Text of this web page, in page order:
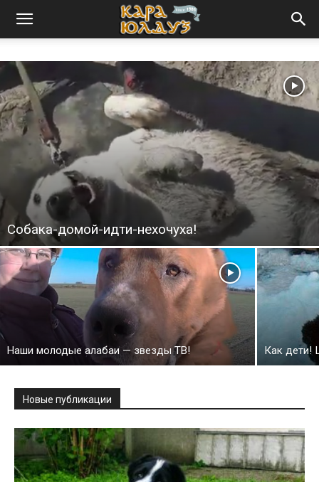
Собака-домой-идти-нехочуха!
Наши молодые алабаи — звезды ТВ! Как дети!
Новые публикации